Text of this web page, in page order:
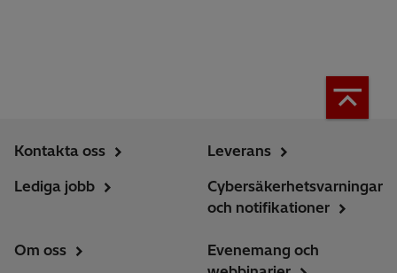
Kontakta oss
Lediga jobb
Leverans
Cybersäkerhetsvarningar
och notifikationer
Om oss
Evenemang och